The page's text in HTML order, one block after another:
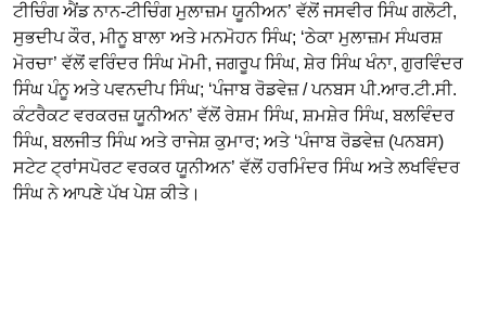
ਟੀਚਿੰਗ ਐਂਡ ਨਾਨ-ਟੀਚਿੰਗ ਮੁਲਾਜ਼ਮ ਯੂਨੀਅਨ’ ਵੱਲੋਂ ਜਸਵੀਰ ਸਿੰਘ ਗਲੋਟੀ,
ਸੁਭਦੀਪ ਕੌਰ, ਮੀਨੂ ਬਾਲਾ ਅਤੇ ਮਨਮੋਹਨ ਸਿੰਘ; ‘ਠੇਕਾ ਮੁਲਾਜ਼ਮ ਸੰਘਰਸ਼
ਮੋਰਚਾ’ ਵੱਲੋਂ ਵਰਿੰਦਰ ਸਿੰਘ ਮੋਮੀ, ਜਗਰੂਪ ਸਿੰਘ, ਸ਼ੇਰ ਸਿੰਘ ਖੰਨਾ, ਗੁਰਵਿੰਦਰ
ਸਿੰਘ ਪੰਨੂ ਅਤੇ ਪਵਨਦੀਪ ਸਿੰਘ; ‘ਪੰਜਾਬ ਰੋਡਵੇਜ਼ / ਪਨਬਸ ਪੀ.ਆਰ.ਟੀ.ਸੀ.
ਕੰਟਰੈਕਟ ਵਰਕਰਜ਼ ਯੂਨੀਅਨ’ ਵੱਲੋਂ ਰੇਸ਼ਮ ਸਿੰਘ, ਸ਼ਮਸ਼ੇਰ ਸਿੰਘ, ਬਲਵਿੰਦਰ
ਸਿੰਘ, ਬਲਜੀਤ ਸਿੰਘ ਅਤੇ ਰਾਜੇਸ਼ ਕੁਮਾਰ; ਅਤੇ ‘ਪੰਜਾਬ ਰੋਡਵੇਜ਼ (ਪਨਬਸ)
ਸਟੇਟ ਟ੍ਰਾਂਸਪੋਰਟ ਵਰਕਰ ਯੂਨੀਅਨ’ ਵੱਲੋਂ ਹਰਮਿੰਦਰ ਸਿੰਘ ਅਤੇ ਲਖਵਿੰਦਰ
ਸਿੰਘ ਨੇ ਆਪਣੇ ਪੱਖ ਪੇਸ਼ ਕੀਤੇ।